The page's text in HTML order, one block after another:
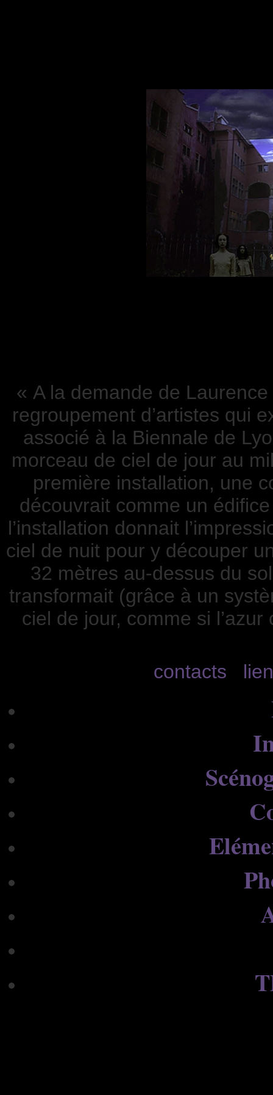
« A la demande de
regroupement d’artistes qui
associé à la Biennale de
morceau de ciel de jour au
première installation, une
découvrait comme un
l’installation donnait
ciel de nuit pour y découper
32 mètres au-dessus du
transformait (grâce à un
ciel de jour, comme si
contacts